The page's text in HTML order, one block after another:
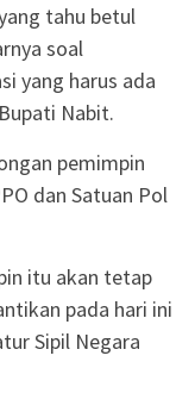
tahu betul
soal
yang harus ada
Nabit.
pemimpin
dan Satuan Pol
itu akan tetap
pada hari ini
Sipil Negara